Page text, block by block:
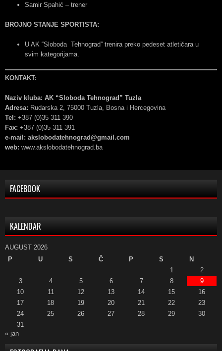
Samir Spahić – trener
BROJNO STANJE SPORTISTA:
U AK “Sloboda Tehnograd” trenira preko pedeset atletičara u
svim kategorijama.
KONTAKT:
Naziv kluba: AK “Sloboda Tehnograd” Tuzla
Adresa: Rudarska 2, 75000 Tuzla, Bosna i Hercegovina
Tel: +387 (0)35 311 390
Fax: +387 (0)35 311 391
e-mail: akslobodatehnograd@gmail.com
web: www.akslobodatehnograd.ba
FACEBOOK
KALENDAR
AUGUST 2026
P
U S Č P S
N
1
2
3
4 5 6 7 8
9
10
11 12 13 14 15
16
17
18 19 20 21 22
23
24
25 26 27 28 29
30
31
« jan